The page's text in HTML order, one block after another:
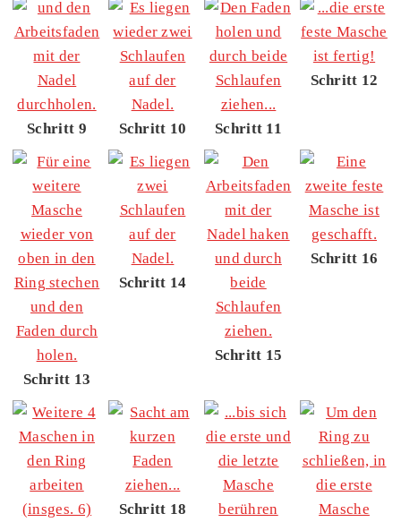
Schritt 9 Schritt 10 Schritt 11
Schritt 12
Schritt 13
Schritt 14
Schritt 15
Schritt 16
Schritt 18